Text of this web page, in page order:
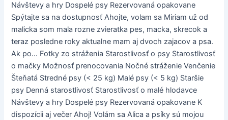
Návštevy a hry Dospelé psy Rezervovaná opakovane
Spýtajte sa na dostupnosť Ahojte, volam sa Miriam už od
malicka som mala rozne zvieratka pes, macka, skrecok a
teraz posledne roky aktualne mam aj dvoch zajacov a psa.
Ak po... Fotky zo stráženia Starostlivosť o psy Starostlivosť
o mačky Možnosť prenocovania Nočné stráženie Venčenie
Šteňatá Stredné psy (< 25 kg) Malé psy (< 5 kg) Staršie
psy Denná starostlivosť Starostlivosť o malé hlodavce
Návštevy a hry Dospelé psy Rezervovaná opakovane K
dispozícii aj večer Ahoj! Volám sa Alica a psíky sú mojou